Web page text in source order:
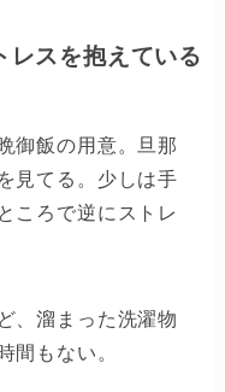
レスを抱えている
御飯の用意。旦那
見てる。少しは手
ころで逆にストレ
、溜まった洗濯物
間もない。